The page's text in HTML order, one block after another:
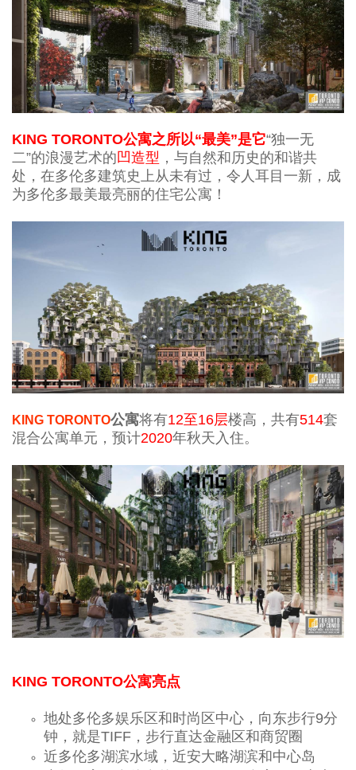
KING TORONTO公寓之所以“最美”是它“独一无
二”的浪漫艺术的凹造型 ，与自然和历史的和谐共
处，在多伦多建筑史上从未有过，令人耳目一新，成
为多伦多最美最亮丽的住宅公寓！
KING TORONTO公寓将有12至16层楼高，共有514套
混合公寓单元，预计2020年秋天入住。
KING TORONTO公寓亮点
地处多伦多娱乐区和时尚区中心，向东步行9分
钟，就是TIFF，步行直达金融区和商贸圈
近多伦多湖滨水域，近安大略湖滨和中心岛